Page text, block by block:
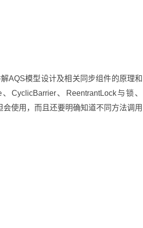
AQS模型设计及相关同步组件的原理和
CyclicBarrier、ReentrantLock与锁、
使用，而且还要明确知道不同方法调用